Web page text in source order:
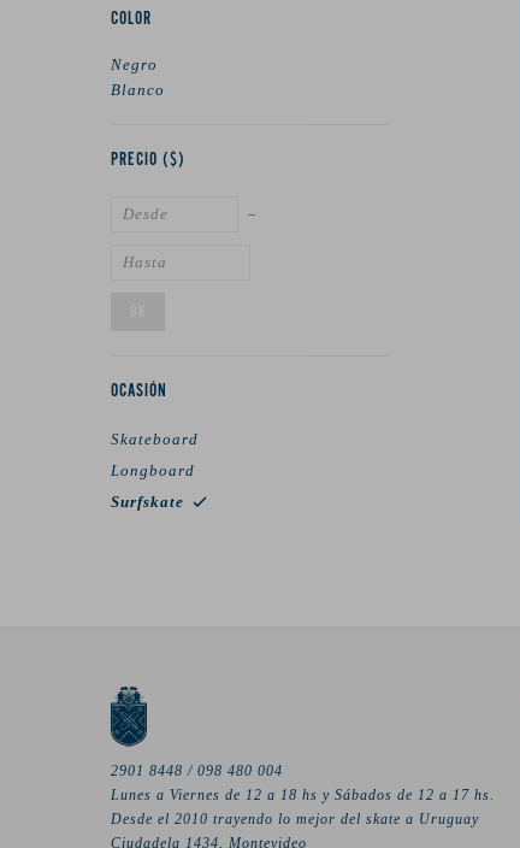
PRECIO ($)
OCASIÓN
Skateboard
Longboard
Surfskate
COLOR
Negro
Blanco
2901 8448 / 098 480 004
Lunes a Viernes de 12 a 18 hs y Sábados de 12 a 17 hs.
Desde el 2010 trayendo lo mejor del skate a Uruguay
Ciudadela 1434, Montevideo